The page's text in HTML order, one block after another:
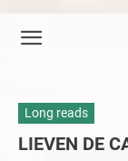
Long reads
LIEVEN DE